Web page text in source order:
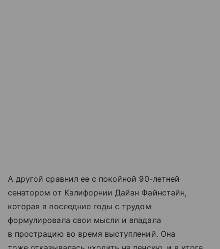
А другой сравнил ее с покойной 90-летней
сенатором от Калифорнии Дайан Файнстайн,
которая в последние годы с трудом
формулировала свои мысли и впадала
в прострацию во время выступлений. Она